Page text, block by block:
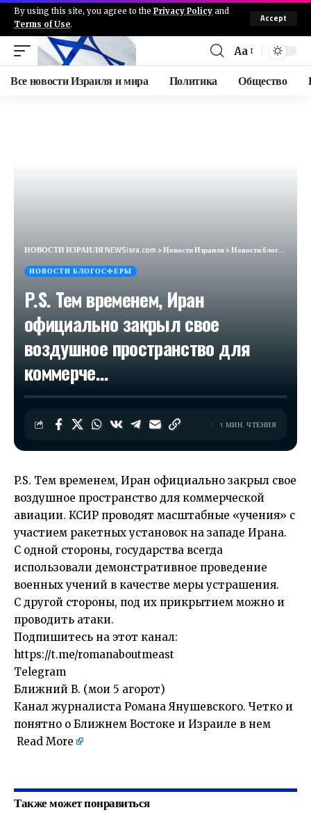
By using this site, you agree to the Privacy Policy and
Terms of Use.
Accept
Aa
Все новости Израиля и мира Политика Общество
НОВОСТИ ИЗРАИЛЯ NEWSisra.com >Новости Израиля>Новости блогосферы
НОВОСТИ БЛОГОСФЕРЫ
P.S. Тем временем, Иран
официально закрыл свое
воздушное пространство для
коммерче…
1 МИН. ЧТЕНИЯ
P.S. Тем временем, Иран официально закрыл свое
воздушное пространство для коммерческой
авиации. КСИР проводят масштабные «учения» с
участием ракетных установок на западе Ирана.
С одной стороны, государства всегда
использовали демонстративное проведение
военных учений в качестве меры устрашения.
С другой стороны, под их прикрытием можно и
проводить атаки.
Подпишитесь на этот канал:
https://t.me/romanaboutmeast
Telegram
Ближний В. (мои 5 агорот)
Канал журналиста Романа Янушевского. Четко и
понятно о Ближнем Востоке и Израиле в нем
Read More
Также может понравиться